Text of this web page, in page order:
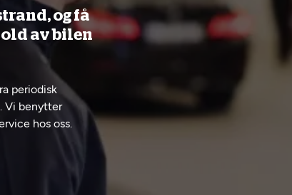
og få
av bilen
periodisk
Vi benytter
hos oss.